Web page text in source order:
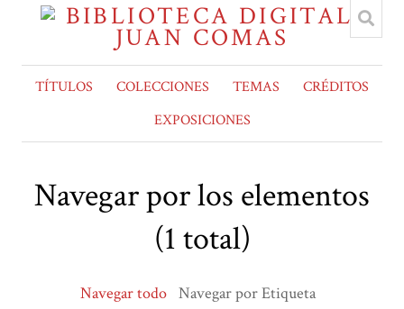
TÍTULOS COLECCIONES TEMAS
CRÉDITOS
EXPOSICIONES
Navegar por los elementos
(1 total)
Navegar todo Navegar por Etiqueta